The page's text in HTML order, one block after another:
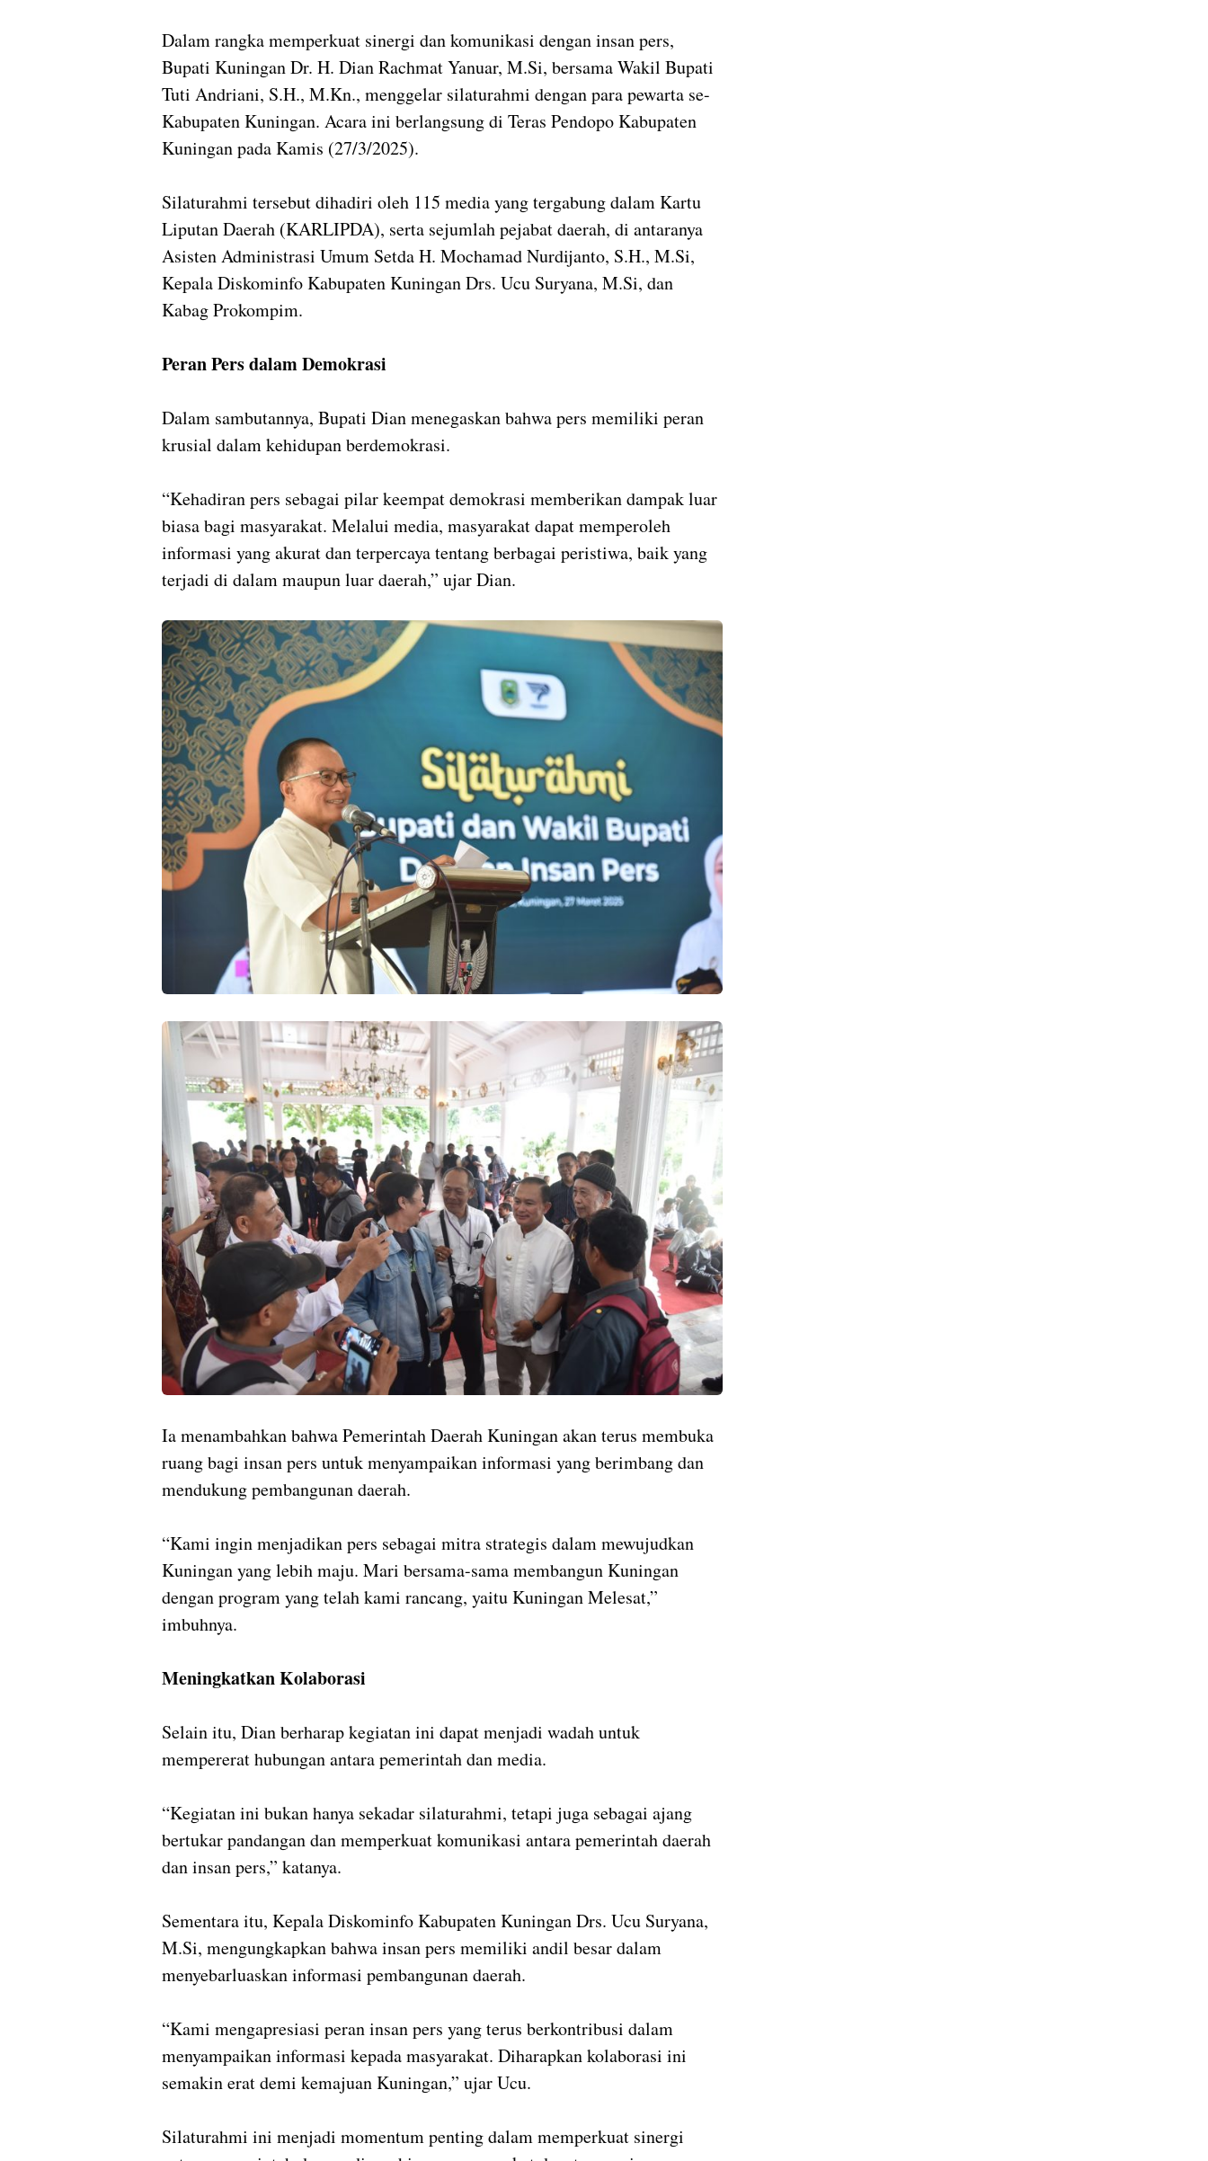
Dalam rangka memperkuat sinergi dan komunikasi dengan insan pers,
Bupati Kuningan Dr. H. Dian Rachmat Yanuar, M.Si, bersama Wakil Bupati
Tuti Andriani, S.H., M.Kn., menggelar silaturahmi dengan para pewarta se-
Kabupaten Kuningan. Acara ini berlangsung di Teras Pendopo Kabupaten
Kuningan pada Kamis (27/3/2025).
Silaturahmi tersebut dihadiri oleh 115 media yang tergabung dalam Kartu
Liputan Daerah (KARLIPDA), serta sejumlah pejabat daerah, di antaranya
Asisten Administrasi Umum Setda H. Mochamad Nurdijanto, S.H., M.Si,
Kepala Diskominfo Kabupaten Kuningan Drs. Ucu Suryana, M.Si, dan
Kabag Prokompim.
Peran Pers dalam Demokrasi
Dalam sambutannya, Bupati Dian menegaskan bahwa pers memiliki peran
krusial dalam kehidupan berdemokrasi.
“Kehadiran pers sebagai pilar keempat demokrasi memberikan dampak luar
biasa bagi masyarakat. Melalui media, masyarakat dapat memperoleh
informasi yang akurat dan terpercaya tentang berbagai peristiwa, baik yang
terjadi di dalam maupun luar daerah,” ujar Dian.
Ia menambahkan bahwa Pemerintah Daerah Kuningan akan terus membuka
ruang bagi insan pers untuk menyampaikan informasi yang berimbang dan
mendukung pembangunan daerah.
“Kami ingin menjadikan pers sebagai mitra strategis dalam mewujudkan
Kuningan yang lebih maju. Mari bersama-sama membangun Kuningan
dengan program yang telah kami rancang, yaitu Kuningan Melesat,”
imbuhnya.
Meningkatkan Kolaborasi
Selain itu, Dian berharap kegiatan ini dapat menjadi wadah untuk
mempererat hubungan antara pemerintah dan media.
“Kegiatan ini bukan hanya sekadar silaturahmi, tetapi juga sebagai ajang
bertukar pandangan dan memperkuat komunikasi antara pemerintah daerah
dan insan pers,” katanya.
Sementara itu, Kepala Diskominfo Kabupaten Kuningan Drs. Ucu Suryana,
M.Si, mengungkapkan bahwa insan pers memiliki andil besar dalam
menyebarluaskan informasi pembangunan daerah.
“Kami mengapresiasi peran insan pers yang terus berkontribusi dalam
menyampaikan informasi kepada masyarakat. Diharapkan kolaborasi ini
semakin erat demi kemajuan Kuningan,” ujar Ucu.
Silaturahmi ini menjadi momentum penting dalam memperkuat sinergi